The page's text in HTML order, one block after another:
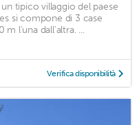
tipico villaggio del paese
si compone di 3 case
l'una dall'altra. ...
Verifica disponibilità